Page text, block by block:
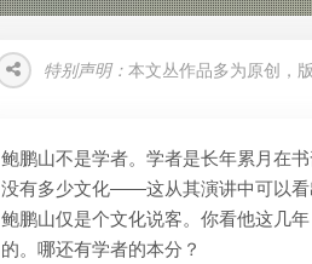
特别声明： 本文丛作品多为原创，
鲍鹏山不是学者。学者是长年累月在
没有多少文化——这从其演讲中可以看
鲍鹏山仅是个文化说客。你看他这几
的。哪还有学者的本分？